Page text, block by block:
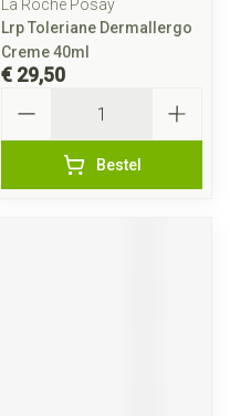
La Roche Posay
Lrp Toleriane Dermallergo
Creme 40ml
€ 29,50
Bestel